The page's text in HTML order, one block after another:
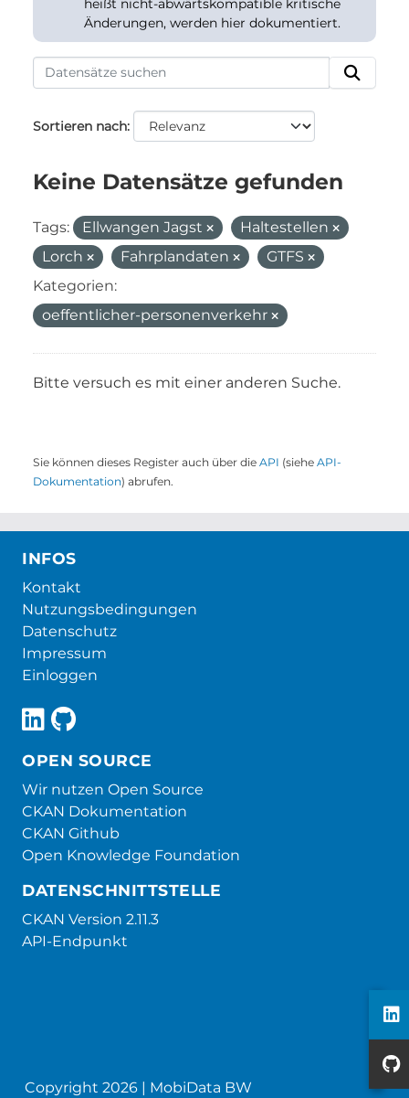
heißt nicht-abwärtskompatible kritische
Änderungen, werden hier dokumentiert.
Sortieren nach
Keine Datensätze gefunden
Tags: Ellwangen Jagst
Haltestellen
Lorch
Fahrplandaten
GTFS
Kategorien:
oeffentlicher-personenverkehr
Bitte versuch es mit einer anderen Suche.
Sie können dieses Register auch über die API (siehe API-
Dokumentation) abrufen.
INFOS
Kontakt
Nutzungsbedingungen
Datenschutz
Impressum
Einloggen
OPEN SOURCE
Wir nutzen Open Source
CKAN Dokumentation
CKAN Github
Open Knowledge Foundation
DATENSCHNITTSTELLE
CKAN Version 2.11.3
API-Endpunkt
Copyright 2026 | MobiData BW